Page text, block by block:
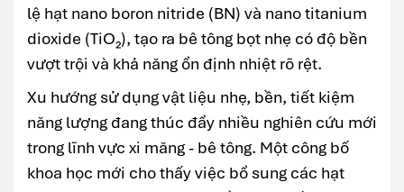
lệ hạt nano boron nitride (BN) và nano titanium
dioxide (TiO₂), tạo ra bê tông bọt nhẹ có độ bền
vượt trội và khả năng ổn định nhiệt rõ rệt.
Xu hướng sử dụng vật liệu nhẹ, bền, tiết kiệm
năng lượng đang thúc đẩy nhiều nghiên cứu mới
trong lĩnh vực xi măng - bê tông. Một công bố
khoa học mới cho thấy việc bổ sung các hạt